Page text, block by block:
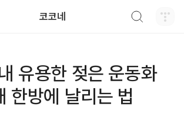
코코네
유용한 젖은 운동화
한방에 날리는 법